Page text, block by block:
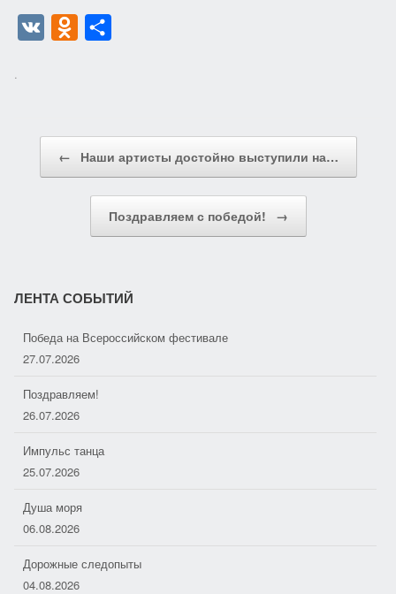
k
i
i
а
в
т
ь
.
← Наши артисты достойно выступили на…
Поздравляем с победой! →
ЛЕНТА СОБЫТИЙ
Победа на Всероссийском фестивале
27.07.2026
Поздравляем!
26.07.2026
Импульс танца
25.07.2026
Душа моря
06.08.2026
Дорожные следопыты
04.08.2026